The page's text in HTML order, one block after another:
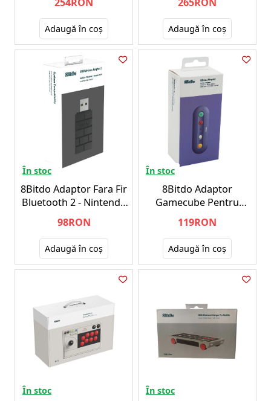
Adaugă în coş Adaugă în coş
În stoc
8Bitdo Adaptor Fara Fir
Bluetooth 2 - Nintendo
Switch
98RON
Adaugă în coş
În stoc
8Bitdo Adaptor
Gamecube Pentru
Controller NSW
119RON
Adaugă în coş
În stoc În stoc